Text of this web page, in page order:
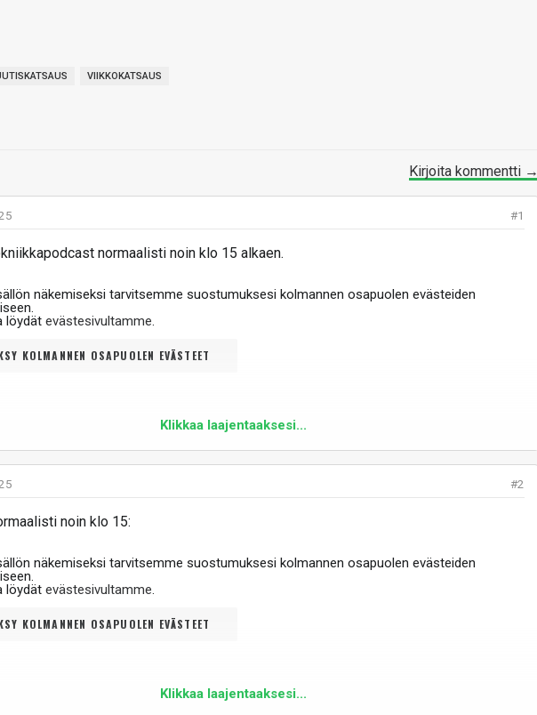
VIIKKOKATSAUS
Kirjoita kommentti →
#1
normaalisti noin klo 15 alkaen.
näkemiseksi tarvitsemme suostumuksesi kolmannen osapuolen evästeiden
löydät evästesivultamme.
KOLMANNEN OSAPUOLEN EVÄSTEET
Klikkaa laajentaaksesi...
#2
noin klo 15:
näkemiseksi tarvitsemme suostumuksesi kolmannen osapuolen evästeiden
löydät evästesivultamme.
KOLMANNEN OSAPUOLEN EVÄSTEET
Klikkaa laajentaaksesi...